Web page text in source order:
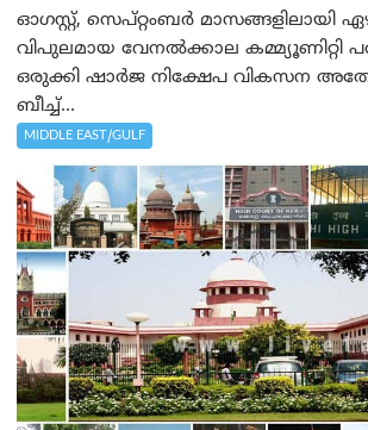
ഓഗസ്റ്റ്, സെപ്റ്റംബർ മാസങ്ങളിലായി
വിപുലമായ വേനൽക്കാല കമ്മ്യൂണിറ്റി
ഒരുക്കി ഷാർജ നിക്ഷേപ വികസന
ബീച്ച്...
MIDDLE EAST/GULF